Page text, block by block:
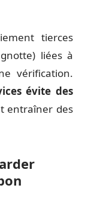
tierces
liées à
vérification.
évite des
entraîner des